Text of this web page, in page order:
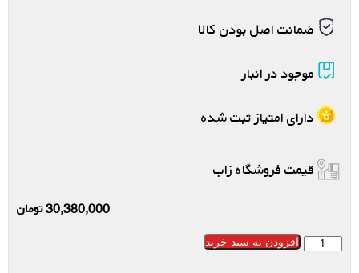
ضمانت اصل بودن کالا
موجود در انبار
دارای امتیاز ثبت شده
قیمت فروشگاه زاب
30,380,000تومان
افزودن به سبد خرید